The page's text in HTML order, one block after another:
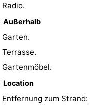
Radio.
Außerhalb
Garten.
Terrasse.
Gartenmöbel.
Location
Entfernung zum Strand: